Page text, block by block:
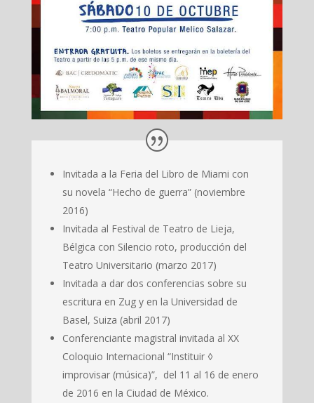
Invitada a la Feria del Libro de Miami con
su novela “Hecho de guerra” (noviembre
2016)
Invitada al Festival de Teatro de Lieja,
Bélgica con Silencio roto, producción del
Teatro Universitario (marzo 2017)
Invitada a dar dos conferencias sobre su
escritura en Zug y en la Universidad de
Basel, Suiza (abril 2017)
Conferenciante magistral invitada al XX
Coloquio Internacional “Instituir ◊
improvisar (música)”, del 11 al 16 de enero
de 2016 en la Ciudad de México.